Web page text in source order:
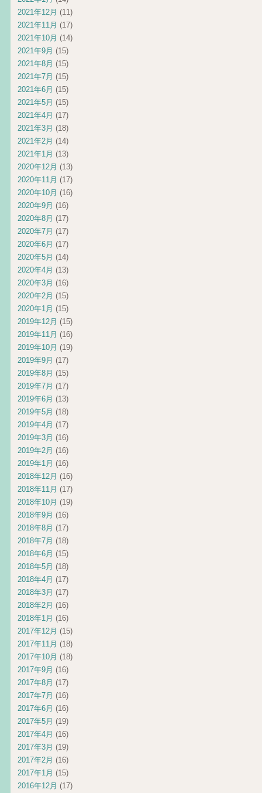
2021年12月 (11)
2021年11月 (17)
2021年10月 (14)
2021年9月 (15)
2021年8月 (15)
2021年7月 (15)
2021年6月 (15)
2021年5月 (15)
2021年4月 (17)
2021年3月 (18)
2021年2月 (14)
2021年1月 (13)
2020年12月 (13)
2020年11月 (17)
2020年10月 (16)
2020年9月 (16)
2020年8月 (17)
2020年7月 (17)
2020年6月 (17)
2020年5月 (14)
2020年4月 (13)
2020年3月 (16)
2020年2月 (15)
2020年1月 (15)
2019年12月 (15)
2019年11月 (16)
2019年10月 (19)
2019年9月 (17)
2019年8月 (15)
2019年7月 (17)
2019年6月 (13)
2019年5月 (18)
2019年4月 (17)
2019年3月 (16)
2019年2月 (16)
2019年1月 (16)
2018年12月 (16)
2018年11月 (17)
2018年10月 (19)
2018年9月 (16)
2018年8月 (17)
2018年7月 (18)
2018年6月 (15)
2018年5月 (18)
2018年4月 (17)
2018年3月 (17)
2018年2月 (16)
2018年1月 (16)
2017年12月 (15)
2017年11月 (18)
2017年10月 (18)
2017年9月 (16)
2017年8月 (17)
2017年7月 (16)
2017年6月 (16)
2017年5月 (19)
2017年4月 (16)
2017年3月 (19)
2017年2月 (16)
2017年1月 (15)
2016年12月 (17)